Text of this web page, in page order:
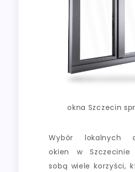
okna Szczecin
Wybór lokalnych
okien w
sobą wiele korzyści,